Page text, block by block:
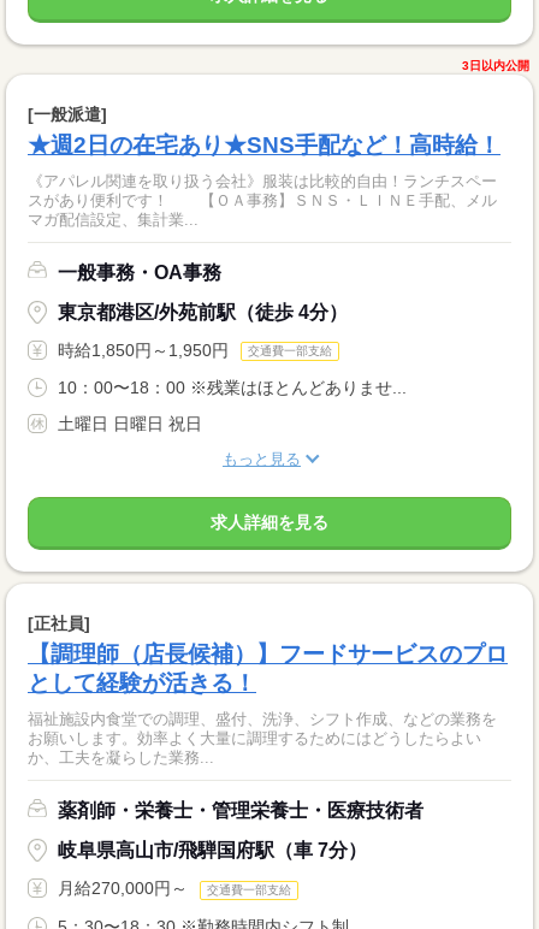
3日以内公開
[一般派遣]
★週2日の在宅あり★SNS手配など！高時給！
《アパレル関連を取り扱う会社》服装は比較的自由！ランチスペー
スがあり便利です！ 【ＯＡ事務】ＳＮＳ・ＬＩＮＥ手配、メル
マガ配信設定、集計業...
一般事務・OA事務
東京都港区/外苑前駅（徒歩 4分）
時給1,850円～1,950円 交通費一部支給
10：00〜18：00 ※残業はほとんどありませ...
土曜日 日曜日 祝日
もっと見る
求人詳細を見る
[正社員]
【調理師（店長候補）】フードサービスのプロ
として経験が活きる！
福祉施設内食堂での調理、盛付、洗浄、シフト作成、などの業務を
お願いします。効率よく大量に調理するためにはどうしたらよい
か、工夫を凝らした業務...
薬剤師・栄養士・管理栄養士・医療技術者
岐阜県高山市/飛騨国府駅（車 7分）
月給270,000円～ 交通費一部支給